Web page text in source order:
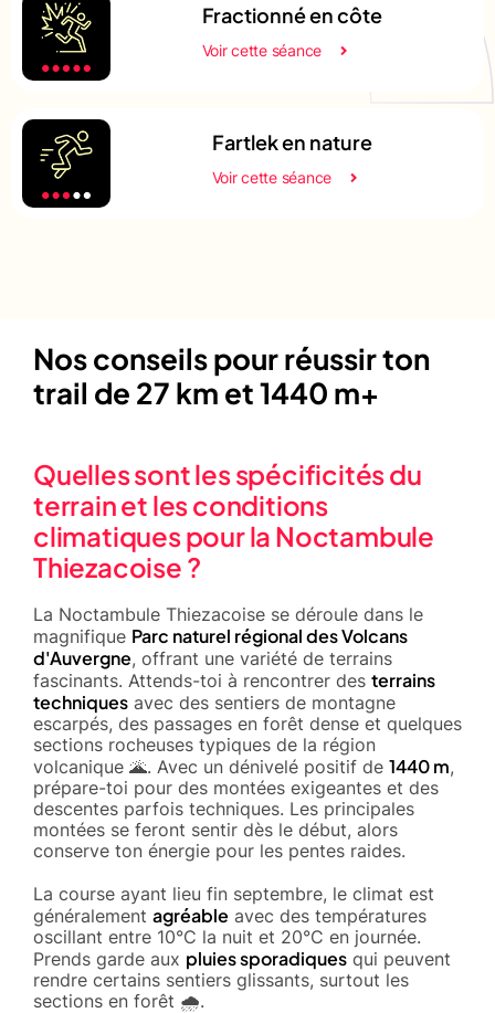
Fractionné en côte
Voir cette séance
Fartlek en nature
Voir cette séance
Nos conseils pour réussir ton
trail de 27 km et 1440 m+
Quelles sont les spécificités du
terrain et les conditions
climatiques pour la Noctambule
Thiezacoise ?
La Noctambule Thiezacoise se déroule dans le
magnifique Parc naturel régional des Volcans
d'Auvergne, offrant une variété de terrains
fascinants. Attends-toi à rencontrer des terrains
techniques avec des sentiers de montagne
escarpés, des passages en forêt dense et quelques
sections rocheuses typiques de la région
volcanique 🌋. Avec un dénivelé positif de 1440 m,
prépare-toi pour des montées exigeantes et des
descentes parfois techniques. Les principales
montées se feront sentir dès le début, alors
conserve ton énergie pour les pentes raides.
La course ayant lieu fin septembre, le climat est
généralement agréable avec des températures
oscillant entre 10°C la nuit et 20°C en journée.
Prends garde aux pluies sporadiques qui peuvent
rendre certains sentiers glissants, surtout les
sections en forêt 🌧️.